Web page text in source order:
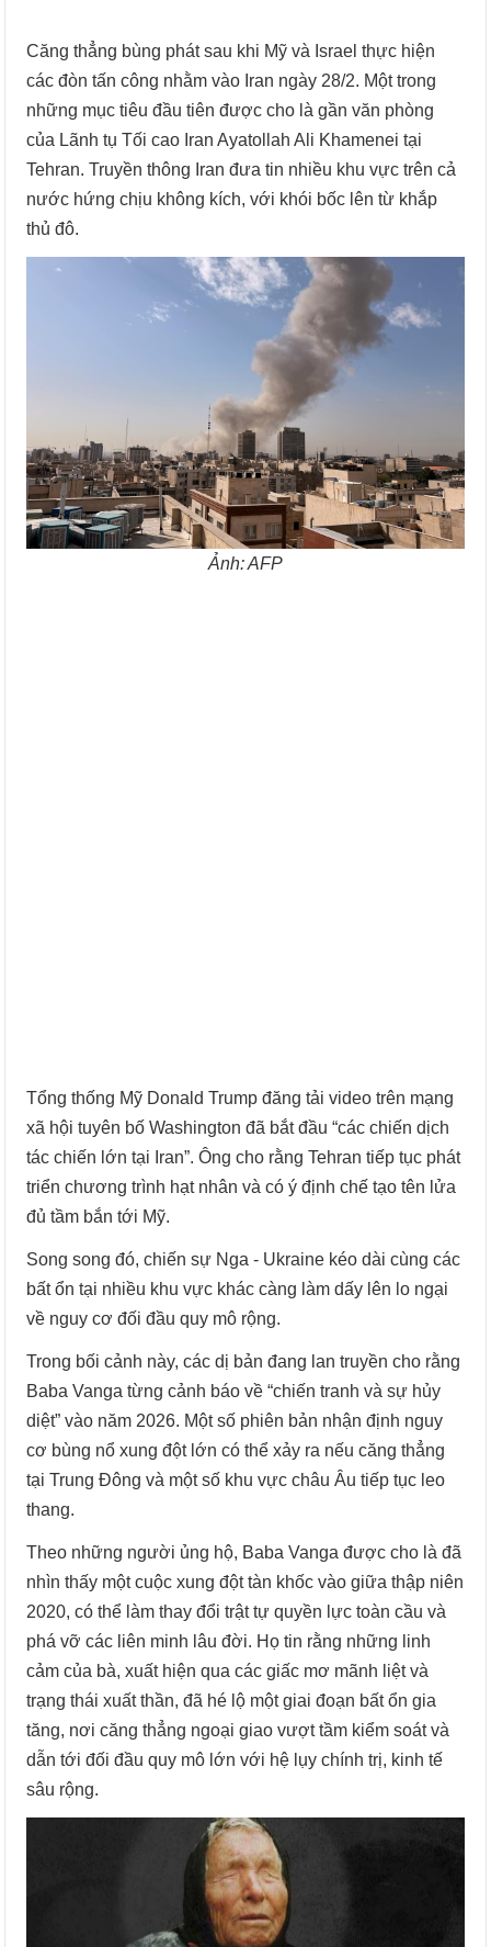
Căng thẳng bùng phát sau khi Mỹ và Israel thực hiện
các đòn tấn công nhằm vào Iran ngày 28/2. Một trong
những mục tiêu đầu tiên được cho là gần văn phòng
của Lãnh tụ Tối cao Iran Ayatollah Ali Khamenei tại
Tehran. Truyền thông Iran đưa tin nhiều khu vực trên cả
nước hứng chịu không kích, với khói bốc lên từ khắp
thủ đô.
Ảnh: AFP
Tổng thống Mỹ Donald Trump đăng tải video trên mạng
xã hội tuyên bố Washington đã bắt đầu “các chiến dịch
tác chiến lớn tại Iran”. Ông cho rằng Tehran tiếp tục phát
triển chương trình hạt nhân và có ý định chế tạo tên lửa
đủ tầm bắn tới Mỹ.
Song song đó, chiến sự Nga - Ukraine kéo dài cùng các
bất ổn tại nhiều khu vực khác càng làm dấy lên lo ngại
về nguy cơ đối đầu quy mô rộng.
Trong bối cảnh này, các dị bản đang lan truyền cho rằng
Baba Vanga từng cảnh báo về “chiến tranh và sự hủy
diệt” vào năm 2026. Một số phiên bản nhận định nguy
cơ bùng nổ xung đột lớn có thể xảy ra nếu căng thẳng
tại Trung Đông và một số khu vực châu Âu tiếp tục leo
thang.
Theo những người ủng hộ, Baba Vanga được cho là đã
nhìn thấy một cuộc xung đột tàn khốc vào giữa thập niên
2020, có thể làm thay đổi trật tự quyền lực toàn cầu và
phá vỡ các liên minh lâu đời. Họ tin rằng những linh
cảm của bà, xuất hiện qua các giấc mơ mãnh liệt và
trạng thái xuất thần, đã hé lộ một giai đoạn bất ổn gia
tăng, nơi căng thẳng ngoại giao vượt tầm kiểm soát và
dẫn tới đối đầu quy mô lớn với hệ lụy chính trị, kinh tế
sâu rộng.